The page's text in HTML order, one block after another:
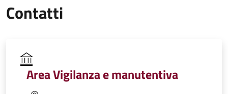
Contatti
Area Vigilanza e manutentiva